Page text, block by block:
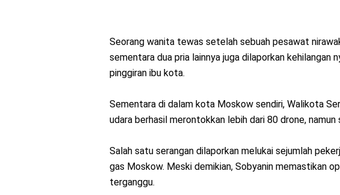
Seorang wanita tewas setelah sebuah pesawat
sementara dua pria lainnya juga dilaporkan kehilangan
pinggiran ibu kota.
Sementara di dalam kota Moskow sendiri, Walikota
udara berhasil merontokkan lebih dari 80 drone,
Salah satu serangan dilaporkan melukai sejumlah
gas Moskow. Meski demikian, Sobyanin memastikan
terganggu.